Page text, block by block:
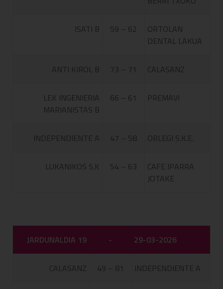
ISATI B 59 – 62
ORTOLAN
DENTAL LAKUA
ANTI KIROL B 73 – 71 CALASANZ
LEK INGENIERIA
MARIANISTAS B
66 – 61 PREMAVI
INDEPENDIENTE A 47 – 58 ORLEGI S.K.E.
LUKANIKOS S.K 54 – 63
CAFE IPARRA
JOTAKE
JARDUNALDIA 19 - 29-03-2026
CALASANZ 49 – 81 INDEPENDIENTE A